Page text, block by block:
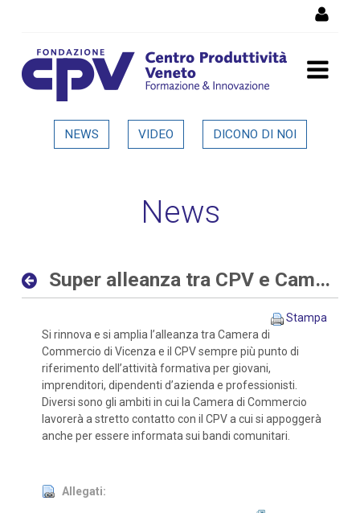
Super alleanza tra CPV e
Vicenza - Dettaglio in
NEWS VIDEO DICONO DI NOI
News
Super alleanza tra CPV e Camera di Commercio di Vicenza
Stampa
Si rinnova e si amplia l’alleanza tra Camera di
Commercio di Vicenza e il CPV sempre più punto di
riferimento dell’attività formativa per giovani,
imprenditori, dipendenti d’azienda e professionisti.
Diversi sono gli ambiti in cui la Camera di Commercio
lavorerà a stretto contatto con il CPV a cui si appoggerà
anche per essere informata sui bandi comunitari.
Allegati: